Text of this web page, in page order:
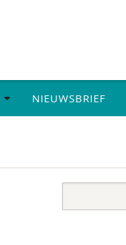
NIEUWSBRIEF